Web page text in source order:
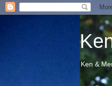
Ken &